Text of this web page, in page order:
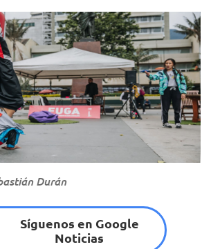
Durán
Síguenos en Google
Noticias